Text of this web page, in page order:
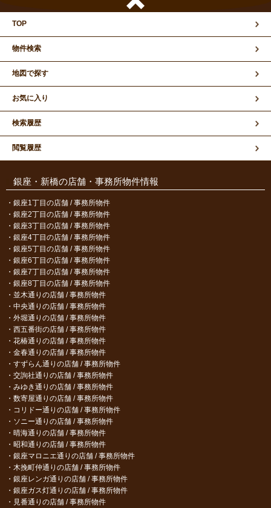
TOP
物件検索
地図で探す
お気に入り
検索履歴
閲覧履歴
銀座・新橋の店舗・事務所物件情報
銀座1丁目の店舗 / 事務所物件
銀座2丁目の店舗 / 事務所物件
銀座3丁目の店舗 / 事務所物件
銀座4丁目の店舗 / 事務所物件
銀座5丁目の店舗 / 事務所物件
銀座6丁目の店舗 / 事務所物件
銀座7丁目の店舗 / 事務所物件
銀座8丁目の店舗 / 事務所物件
並木通りの店舗 / 事務所物件
中央通りの店舗 / 事務所物件
外堀通りの店舗 / 事務所物件
西五番街の店舗 / 事務所物件
花椿通りの店舗 / 事務所物件
金春通りの店舗 / 事務所物件
すずらん通りの店舗 / 事務所物件
交詢社通りの店舗 / 事務所物件
みゆき通りの店舗 / 事務所物件
数寄屋通りの店舗 / 事務所物件
コリドー通りの店舗 / 事務所物件
ソニー通りの店舗 / 事務所物件
晴海通りの店舗 / 事務所物件
昭和通りの店舗 / 事務所物件
銀座マロニエ通りの店舗 / 事務所物件
木挽町仲通りの店舗 / 事務所物件
銀座レンガ通りの店舗 / 事務所物件
銀座ガス灯通りの店舗 / 事務所物件
見番通りの店舗 / 事務所物件